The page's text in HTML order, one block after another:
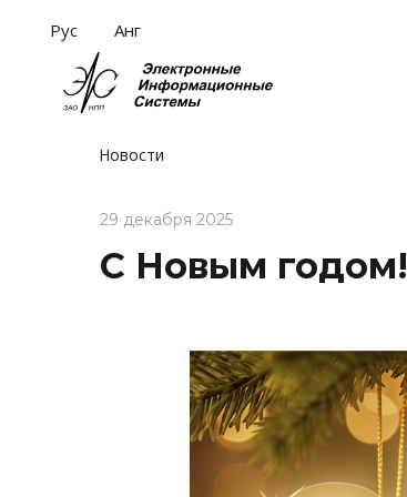
Рус Анг
Новости
29 декабря 2025
С Новым годом!